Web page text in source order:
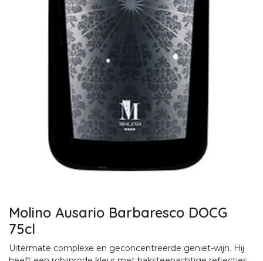
Molino Ausario Barbaresco DOCG
75cl
Uitermate complexe en geconcentreerde geniet-wijn. Hij